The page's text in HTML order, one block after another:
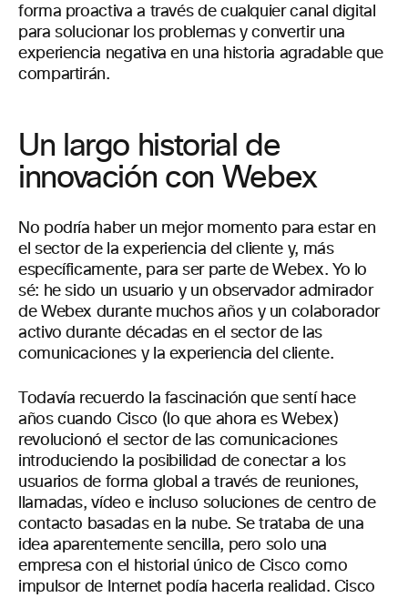
forma proactiva a través de cualquier canal digital
para solucionar los problemas y convertir una
experiencia negativa en una historia agradable que
compartirán.
Un largo historial de
innovación con Webex
No podría haber un mejor momento para estar en
el sector de la experiencia del cliente y, más
específicamente, para ser parte de Webex. Yo lo
sé: he sido un usuario y un observador admirador
de Webex durante muchos años y un colaborador
activo durante décadas en el sector de las
comunicaciones y la experiencia del cliente.
Todavía recuerdo la fascinación que sentí hace
años cuando Cisco (lo que ahora es Webex)
revolucionó el sector de las comunicaciones
introduciendo la posibilidad de conectar a los
usuarios de forma global a través de reuniones,
llamadas, vídeo e incluso soluciones de centro de
contacto basadas en la nube. Se trataba de una
idea aparentemente sencilla, pero solo una
empresa con el historial único de Cisco como
impulsor de Internet podía hacerla realidad. Cisco